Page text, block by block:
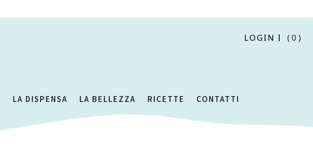
LOGIN (0)
LA DISPENSA LA BELLEZZA RICETTE CONTATTI